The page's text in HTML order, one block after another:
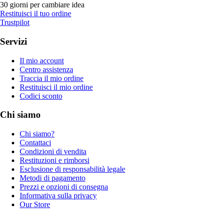
30 giorni per cambiare idea
Restituisci il tuo ordine
Trustpilot
Servizi
Il mio account
Centro assistenza
Traccia il mio ordine
Restituisci il mio ordine
Codici sconto
Chi siamo
Chi siamo?
Contattaci
Condizioni di vendita
Restituzioni e rimborsi
Esclusione di responsabilità legale
Metodi di pagamento
Prezzi e opzioni di consegna
Informativa sulla privacy
Our Store